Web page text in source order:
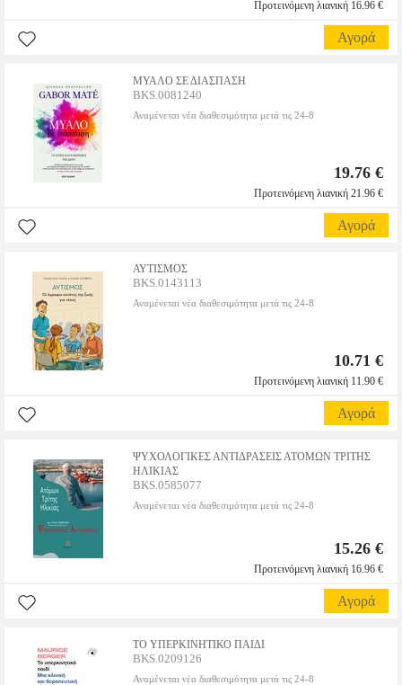
Προτεινόμενη λιανική 16.96 €
Αγορά
ΜΥΑΛΟ ΣΕ ΔΙΑΣΠΑΣΗ
BKS.0081240
Αναμένεται νέα διαθεσιμότητα μετά τις 24-8
19.76 €
Προτεινόμενη λιανική 21.96 €
Αγορά
ΑΥΤΙΣΜΟΣ
BKS.0143113
Αναμένεται νέα διαθεσιμότητα μετά τις 24-8
10.71 €
Προτεινόμενη λιανική 11.90 €
Αγορά
ΨΥΧΟΛΟΓΙΚΕΣ ΑΝΤΙΔΡΑΣΕΙΣ ΑΤΟΜΩΝ ΤΡΙΤΗΣ
ΗΛΙΚΙΑΣ
BKS.0585077
Αναμένεται νέα διαθεσιμότητα μετά τις 24-8
15.26 €
Προτεινόμενη λιανική 16.96 €
Αγορά
ΤΟ ΥΠΕΡΚΙΝΗΤΙΚΟ ΠΑΙΔΙ
BKS.0209126
Αναμένεται νέα διαθεσιμότητα μετά τις 24-8